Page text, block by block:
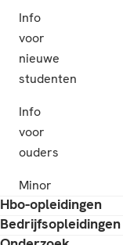
Info
voor
nieuwe
studenten
Info
voor
ouders
Minor
Hbo-opleidingen
Bedrijfsopleidingen